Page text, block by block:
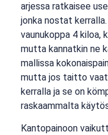
arjessa ratkaisee
jonka nostat
vaunukoppa 4 kiloa,
mutta kannatkin ne
mallissa
mutta jos taitto
kerralla ja se on
raskaammalta
Kantopainoon